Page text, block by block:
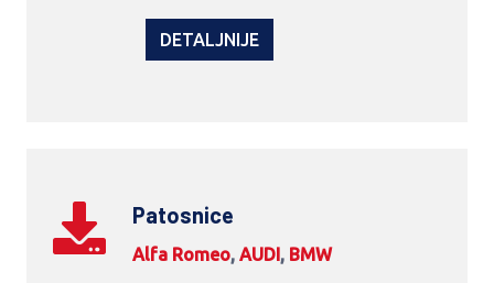
DETALJNIJE
Patosnice
Alfa Romeo, AUDI, BMW